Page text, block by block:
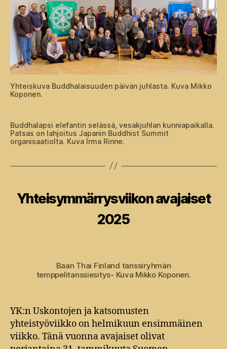
Yhteiskuva Buddhalaisuuden päivän juhlasta. Kuva Mikko
Koponen.
Buddhalapsi elefantin selässä, vesakjuhlan kunniapaikalla.
Patsas on lahjoitus Japanin Buddhist Summit
organisaatiolta. Kuva Irma Rinne.
Kategoriat
Yhteisymmärrysviikon avajaiset
2025
Baan Thai Finland tanssiryhmän
temppelitanssiesitys- Kuva Mikko Koponen.
YK:n Uskontojen ja katsomusten
yhteistyöviikko on helmikuun ensimmäinen
viikko. Tänä vuonna avajaiset olivat